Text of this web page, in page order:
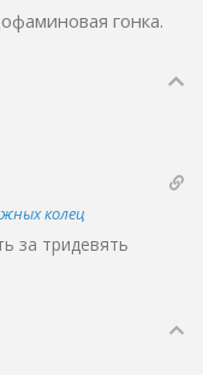
гонка.
колец
за тридевять